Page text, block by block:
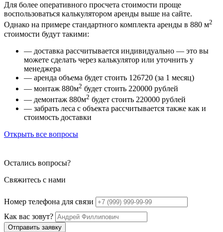
Для более оперативного просчета стоимости проще
воспользоваться калькулятором аренды выше на сайте.
Однако на примере стандартного комплекта аренды в 880 м2
стоимости будут такими:
— доставка рассчитывается индивидуально — это вы
можете сделать через калькулятор или уточнить у
менеджера
— аренда объема будет стоить 126720 (за 1 месяц)
— монтаж 880м2 будет стоить 220000 рублей
— демонтаж 880м2 будет стоить 220000 рублей
— забрать леса с объекта рассчитывается также как и
стоимость доставки
Открыть все вопросы
Остались вопросы?
Свяжитесь с нами
Номер телефона для связи
Как вас зовут?
Отправить заявку